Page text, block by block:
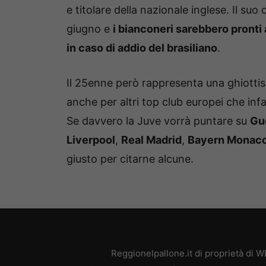
e titolare della nazionale inglese. Il
giugno e i bianconeri sarebbero
in caso di addio del brasiliano.
Il 25enne però rappresenta una
anche per altri top club europei che
Se davvero la Juve vorrà puntare su
Liverpool, Real Madrid, Bayern
giusto per citarne alcune.
Reggionelpallone.it di proprietà di